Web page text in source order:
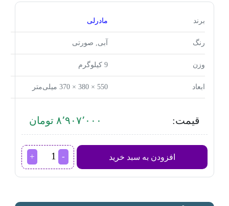
برند مادرلی
رنگ آبی, صورتی
وزن
ابعاد 550 × 380 × 370 میلی‌متر
قیمت: ۸٬۹۰۷٬۰۰۰ تومان
افزودن به سبد خرید
مینی
واش
MW30520